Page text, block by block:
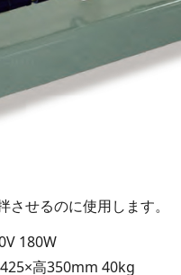
させるのに使用します。
180W
高350mm 40kg